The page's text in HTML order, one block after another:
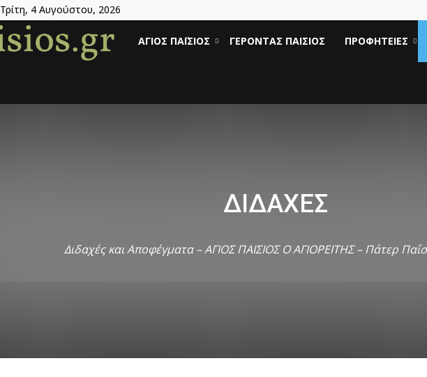
Τρίτη, 4 Αυγούστου, 2026
Άγιος
Παισιος
ΆΓΙΟΣ ΠΑΪ́ΣΙΟΣ ΓΈΡΟΝΤΑΣ ΠΑΊΣΙΟΣ ΠΡΟΦΗΤΕΊΕΣ
ΔΙΔΑΧΈΣ
Διδαχές και Αποφέγματα – ΑΓΙΟΣ ΠΑΙΣΙΟΣ Ο ΑΓΙΟΡΕΙΤΗΣ – Πάτερ